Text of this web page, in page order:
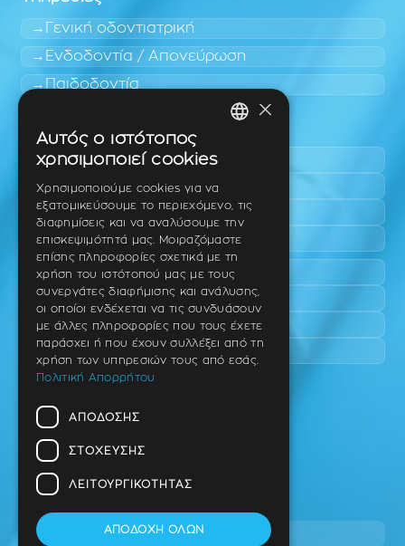
Γενική οδοντιατρική
Ενδοδοντία / Απονεύρωση
Παιδοδοντία
Περιοχές εύκολης πρόσβασης
Πυλαία
Τριάδι
Νέο Ρύσιο
Επανομή
Περαία
Καλαμαριά
Πανόραμα
Χαριλάου
Ταβάκη – Θ. Λίτσα 10 (γωνία),
Θέρμη – Θεσσαλονίκη
T.K 57001
2310 46 10 44
×
Αυτός ο ιστότοπος
χρησιμοποιεί cookies
Χρησιμοποιούμε cookies για να
εξατομικεύσουμε το περιεχόμενο, τις
διαφημίσεις και να αναλύσουμε την
επισκεψιμότητά μας. Μοιραζόμαστε
επίσης πληροφορίες σχετικά με τη
χρήση του ιστότοπού μας με τους
συνεργάτες διαφήμισης και ανάλυσης,
οι οποίοι ενδέχεται να τις συνδυάσουν
με άλλες πληροφορίες που τους έχετε
παράσχει ή που έχουν συλλέξει από τη
χρήση των υπηρεσιών τους από εσάς.
Πολιτική Απορρήτου
ΑΠΌΔΟΣΗΣ
ΣΤΌΧΕΥΣΗΣ
ΛΕΙΤΟΥΡΓΙΚΌΤΗΤΑΣ
ΑΠΟΔΟΧΉ ΌΛΩΝ